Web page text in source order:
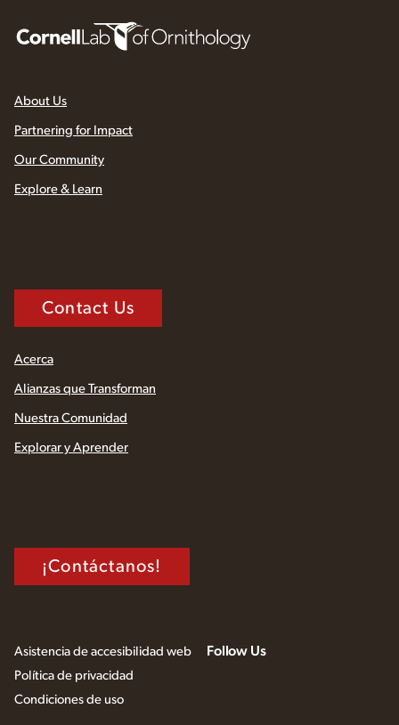
About Us
Partnering for Impact
Our Community
Explore & Learn
Contact Us
Acerca
Alianzas que Transforman
Nuestra Comunidad
Explorar y Aprender
¡Contáctanos!
Asistencia de accesibilidad web
Política de privacidad
Condiciones de uso
Follow Us